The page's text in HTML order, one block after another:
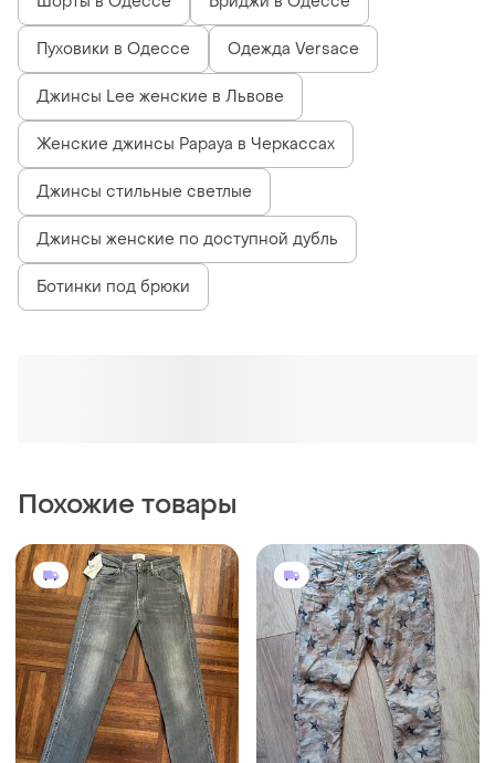
Пуховики в Одессе Одежда Versace
Джинсы Lee женские в Львове
Женские джинсы Papaya в Черкассах
Джинсы стильные светлые
Джинсы женские по доступной дубль
Ботинки под брюки
Похожие товары